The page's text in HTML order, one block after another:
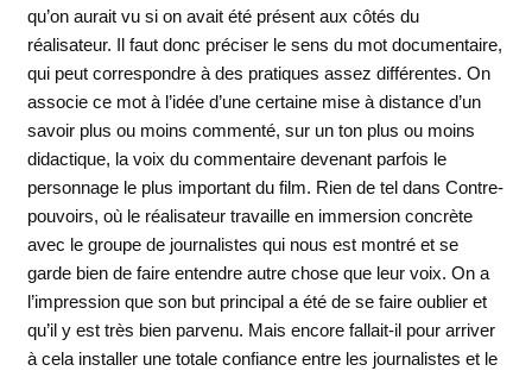
qu’on aurait vu si on avait été présent aux côtés du
réalisateur. Il faut donc préciser le sens du mot documentaire,
qui peut correspondre à des pratiques assez différentes. On
associe ce mot à l’idée d’une certaine mise à distance d’un
savoir plus ou moins commenté, sur un ton plus ou moins
didactique, la voix du commentaire devenant parfois le
personnage le plus important du film. Rien de tel dans Contre-
pouvoirs, où le réalisateur travaille en immersion concrète
avec le groupe de journalistes qui nous est montré et se
garde bien de faire entendre autre chose que leur voix. On a
l’impression que son but principal a été de se faire oublier et
qu’il y est très bien parvenu. Mais encore fallait-il pour arriver
à cela installer une totale confiance entre les journalistes et le